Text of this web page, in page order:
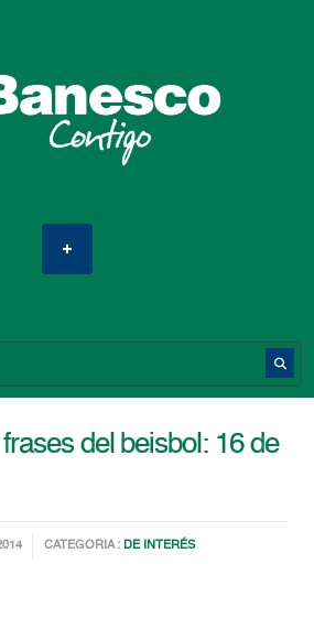
del beisbol: 16 de
CATEGORIA :DE INTERÉS